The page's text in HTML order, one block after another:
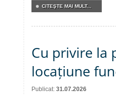
CITEŞTE MAI MULT...
Cu privire la
locațiune
Publicat: 31.07.2026